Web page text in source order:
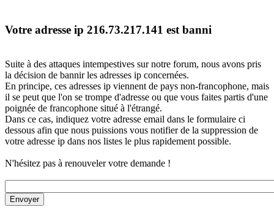
Votre adresse ip 216.73.217.141 est banni
Suite à des attaques intempestives sur notre forum, nous avons pris
la décision de bannir les adresses ip concernées.
En principe, ces adresses ip viennent de pays non-francophone, mais
il se peut que l'on se trompe d'adresse ou que vous faites partis d'une
poignée de francophone situé à l'étrangé.
Dans ce cas, indiquez votre adresse email dans le formulaire ci
dessous afin que nous puissions vous notifier de la suppression de
votre adresse ip dans nos listes le plus rapidement possible.
N'hésitez pas à renouveler votre demande !